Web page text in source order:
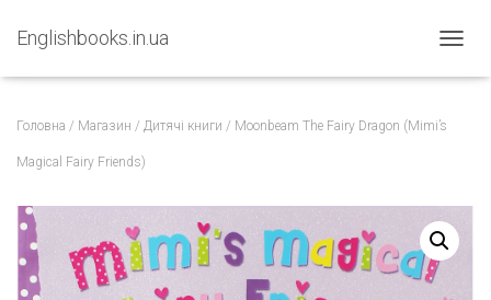
Englishbooks.in.ua
Головна / Магазин / Дитячі книги / Moonbeam The Fairy Dragon (Mimi’s
Magical Fairy Friends)